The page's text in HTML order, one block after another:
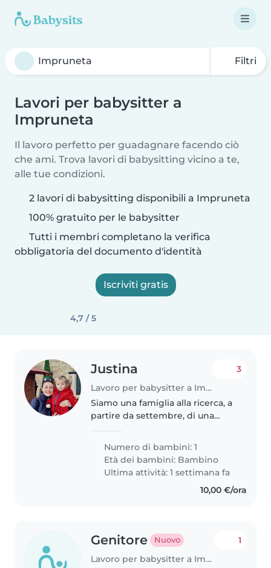
Filtri
Lavori per babysitter a
Impruneta
Il lavoro perfetto per guadagnare facendo ciò
che ami. Trova lavori di babysitting vicino a te,
alle tue condizioni.
2 lavori di babysitting disponibili a Impruneta
100% gratuito per le babysitter
Tutti i membri completano la verifica
obbligatoria del documento d'identità
Iscriviti gratis
4,7 / 5
Justina
Lavoro per babysitter a Impruneta
3
Siamo una famiglia alla ricerca, a
partire da settembre, di una
bambino di 2 anni, vivace,
curioso e pieno di energia.
Cerchiamo una persona con
esperienza..
Numero di bambini: 1
Età dei bambini: Bambino
Ultima attività: 1 settimana fa
10,00 €/ora
Genitore Nuovo
Lavoro per babysitter a Impruneta
1